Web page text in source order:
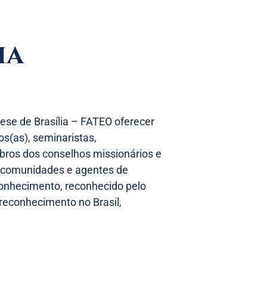
de Brasília – FATEO oferecer
seminaristas,
dos conselhos missionários e
e agentes de
reconhecido pelo
no Brasil,